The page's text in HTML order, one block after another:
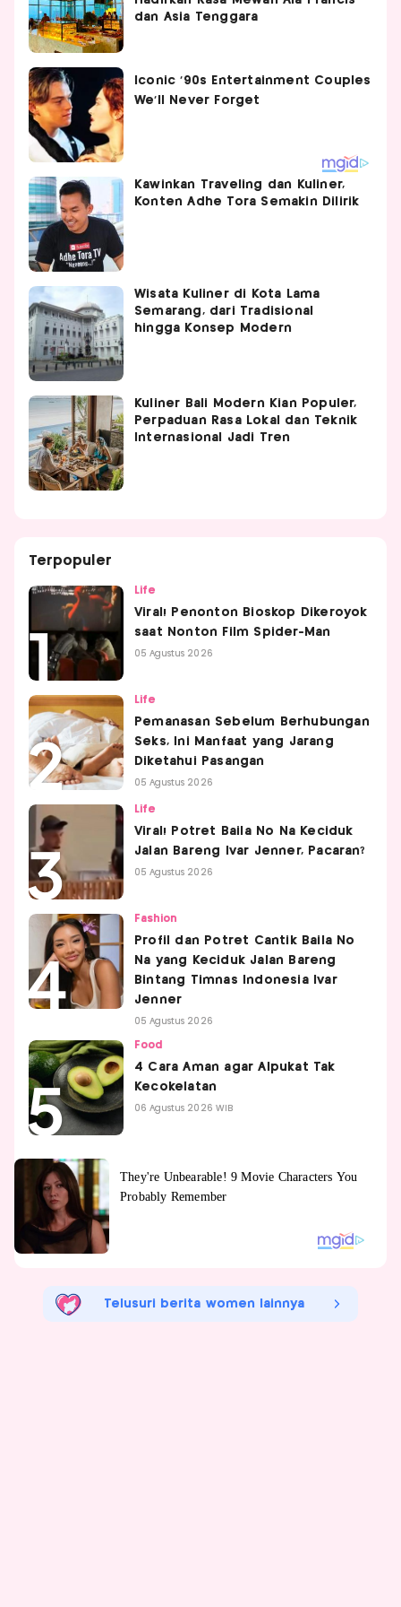
dan Asia Tenggara
Kawinkan Traveling dan Kuliner,
Konten Adhe Tora Semakin Dilirik
Wisata Kuliner di Kota Lama
Semarang, dari Tradisional
hingga Konsep Modern
Kuliner Bali Modern Kian Populer,
Perpaduan Rasa Lokal dan Teknik
Internasional Jadi Tren
Terpopuler
Life
Viral! Penonton Bioskop Dikeroyok
saat Nonton Film Spider-Man
05 Agustus 2026
Life
Pemanasan Sebelum Berhubungan
Seks, Ini Manfaat yang Jarang
Diketahui Pasangan
05 Agustus 2026
Life
Viral! Potret Baila No Na Keciduk
Jalan Bareng Ivar Jenner, Pacaran?
05 Agustus 2026
Fashion
Profil dan Potret Cantik Baila No
Na yang Keciduk Jalan Bareng
Bintang Timnas Indonesia Ivar
Jenner
05 Agustus 2026
Food
4 Cara Aman agar Alpukat Tak
Kecokelatan
06 Agustus 2026 WIB
Telusuri berita women lainnya